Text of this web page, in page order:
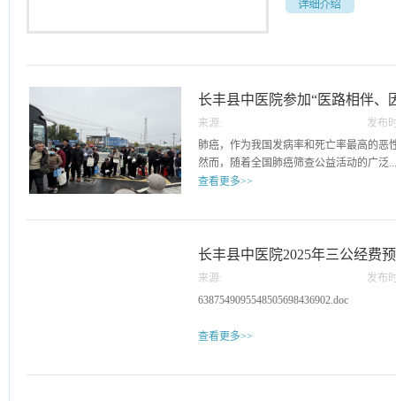
（%）9898.53.2 手术前
15153.6 无菌手术切口
院患者手术占比（%）
（分钟）004.3 术前待
2.02.04.4 病床使用率（
住院患者单病种平均费
费用序号疾病名称 （
长丰县中医院参加“医路相伴、
查防治科普系列活动
来源:
发布
05
肺癌，作为我国发病率和死亡率最高的恶
然而，随着全国肺癌筛查公益活动的广泛
一场由合肥市中医保健研究会发起，安徽
伴、因爱而行”大型公益义诊检查活动如
影像科专家队伍，在活动现场处置医疗情
此次活动不仅提高了基层群众的健康素养
终保障百姓健康，为提升全民健康水平贡
查看更多>>
长丰县中医院2025年三公经费
来源:
发布
6387549095548505698436902.doc
查看更多>>